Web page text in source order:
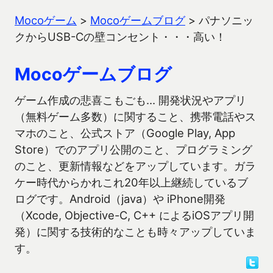
Mocoゲーム > Mocoゲームブログ> パナソニッ
クからUSB-Cの壁コンセント・・・高い！
Mocoゲームブログ
ゲーム作成の悲喜こもごも… 開発状況やアプリ
（無料ゲーム多数）に関すること、携帯電話やス
マホのこと、公式ストア（Google Play, App
Store）でのアプリ公開のこと、プログラミング
のこと、更新情報などをアップしています。ガラ
ケー時代からかれこれ20年以上継続しているブ
ログです。Android（java）や iPhone開発
（Xcode, Objective-C, C++ によるiOSアプリ開
発）に関する技術的なことも時々アップしていま
す。